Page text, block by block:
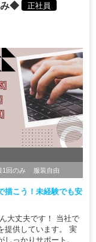
み◆
正社員
1回のみ 服装自由
描こう！未経験でも安
丈夫です！ 当社で
提供しています。 実
っかりサポート。